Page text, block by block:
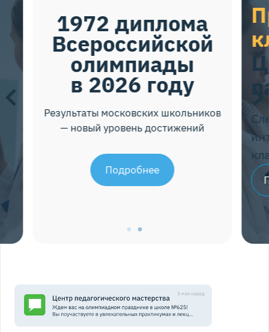
Профильные
классы
ЦПМ и
партнёров
Следите за наборами в
интересующие профильные
классы на нашем сайте
Подробнее